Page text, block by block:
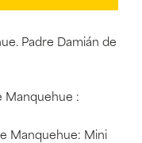
Padre Damián de
Manquehue :
Manquehue: Mini